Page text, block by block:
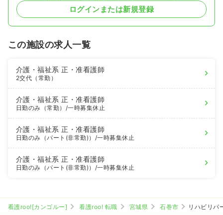
ログインまたは新規登録
この施設の求人一覧
介護・福祉系正・准看護師
2交代（常勤）
介護・福祉系正・准看護師
日勤のみ（常勤） /一時募集休止
介護・福祉系正・准看護師
日勤のみ（パート(非常勤)） /一時募集休止
介護・福祉系正・准看護師
日勤のみ（パート(非常勤)） /一時募集休止
看護roo![カンゴルー] 看護roo! 転職 宮城県 石巻市
リハビリパ